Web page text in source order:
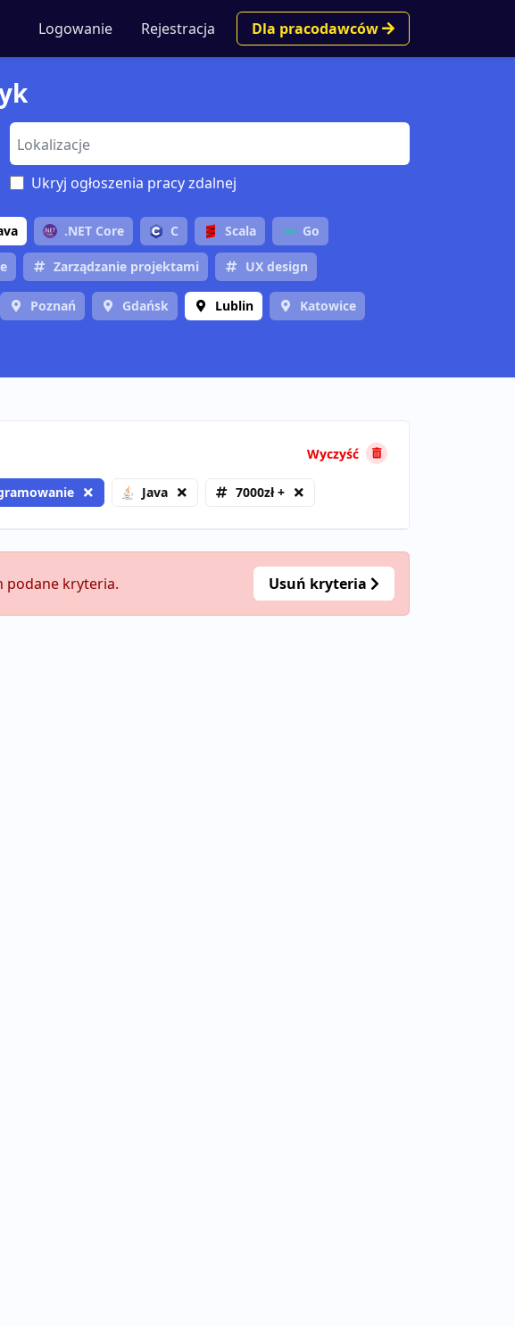
Logowanie Rejestracja Dla pracodawców
Ukryj ogłoszenia pracy zdalnej
.NET Core C Scala Go
Zarządzanie projektami UX design
Poznań Gdańsk Lublin Katowice
Wyczyść
Java 7000zł +
podane kryteria. Usuń kryteria